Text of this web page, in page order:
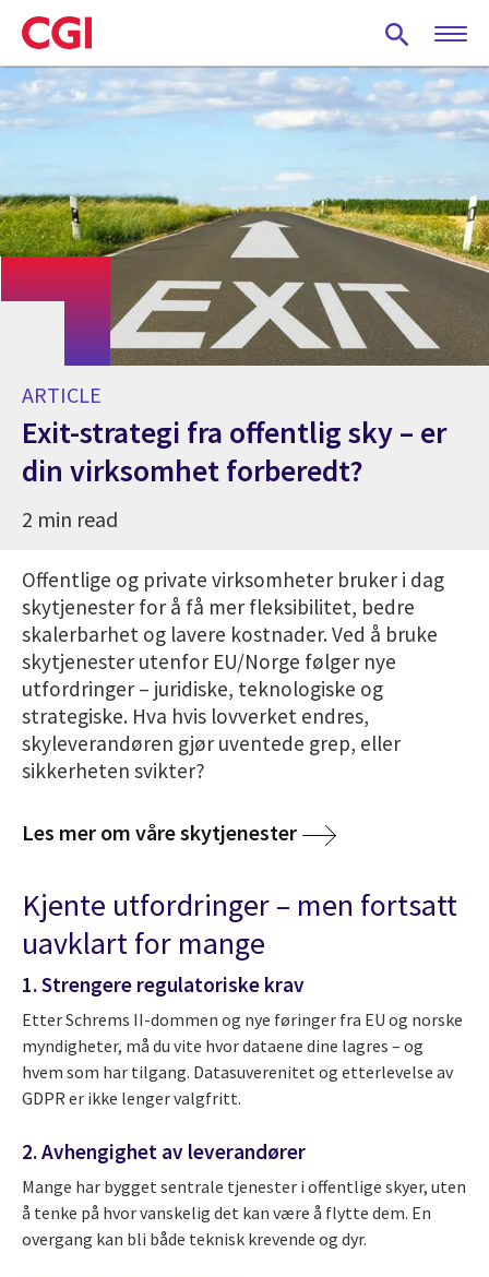
Skip
to
main
content
ARTICLE
Exit-strategi fra offentlig sky – er
din virksomhet forberedt?
2 min read
Offentlige og private virksomheter bruker i dag
skytjenester for å få mer fleksibilitet, bedre
skalerbarhet og lavere kostnader. Ved å bruke
skytjenester utenfor EU/Norge følger nye
utfordringer – juridiske, teknologiske og
strategiske. Hva hvis lovverket endres,
skyleverandøren gjør uventede grep, eller
sikkerheten svikter?
Les mer om våre skytjenester
Kjente utfordringer – men fortsatt
uavklart for mange
1. Strengere regulatoriske krav
Etter Schrems II-dommen og nye føringer fra EU og norske
myndigheter, må du vite hvor dataene dine lagres – og
hvem som har tilgang. Datasuverenitet og etterlevelse av
GDPR er ikke lenger valgfritt.
2. Avhengighet av leverandører
Mange har bygget sentrale tjenester i offentlige skyer, uten
å tenke på hvor vanskelig det kan være å flytte dem. En
overgang kan bli både teknisk krevende og dyr.